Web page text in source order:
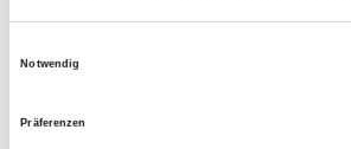
Notwendig
Präferenzen
OG - Rödental-Einberg
96472 Rödental